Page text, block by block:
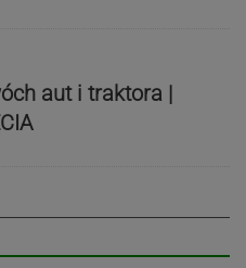
aut i traktora |